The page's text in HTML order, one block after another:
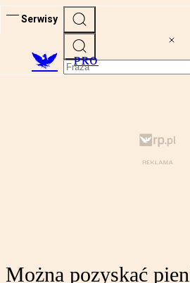
Serwisy
PRO
Można pozyskać